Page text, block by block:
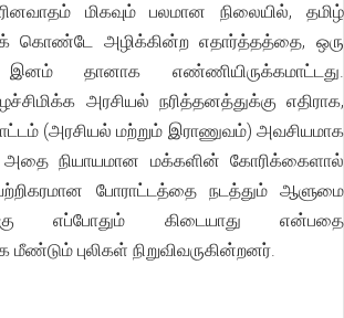
மிகவும் பலமான நிலையில், தமிழ்
கொண்டே அழிக்கின்ற எதார்த்தத்தை, ஒரு
தானாக எண்ணியிருக்கமாட்டது.
அரசியல் நரித்தனத்துக்கு எதிராக,
(அரசியல் மற்றும் இராணுவம்) அவசியமாக
அதை நியாயமான மக்களின் கோரிக்கைளால்
போராட்டத்தை நடத்தும் ஆளுமை
எப்போதும் கிடையாது என்பதை
மீண்டும் புலிகள் நிறுவிவருகின்றனர்.